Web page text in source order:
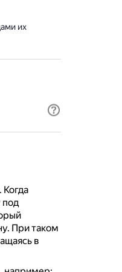
их
Когда
под
При таком
в